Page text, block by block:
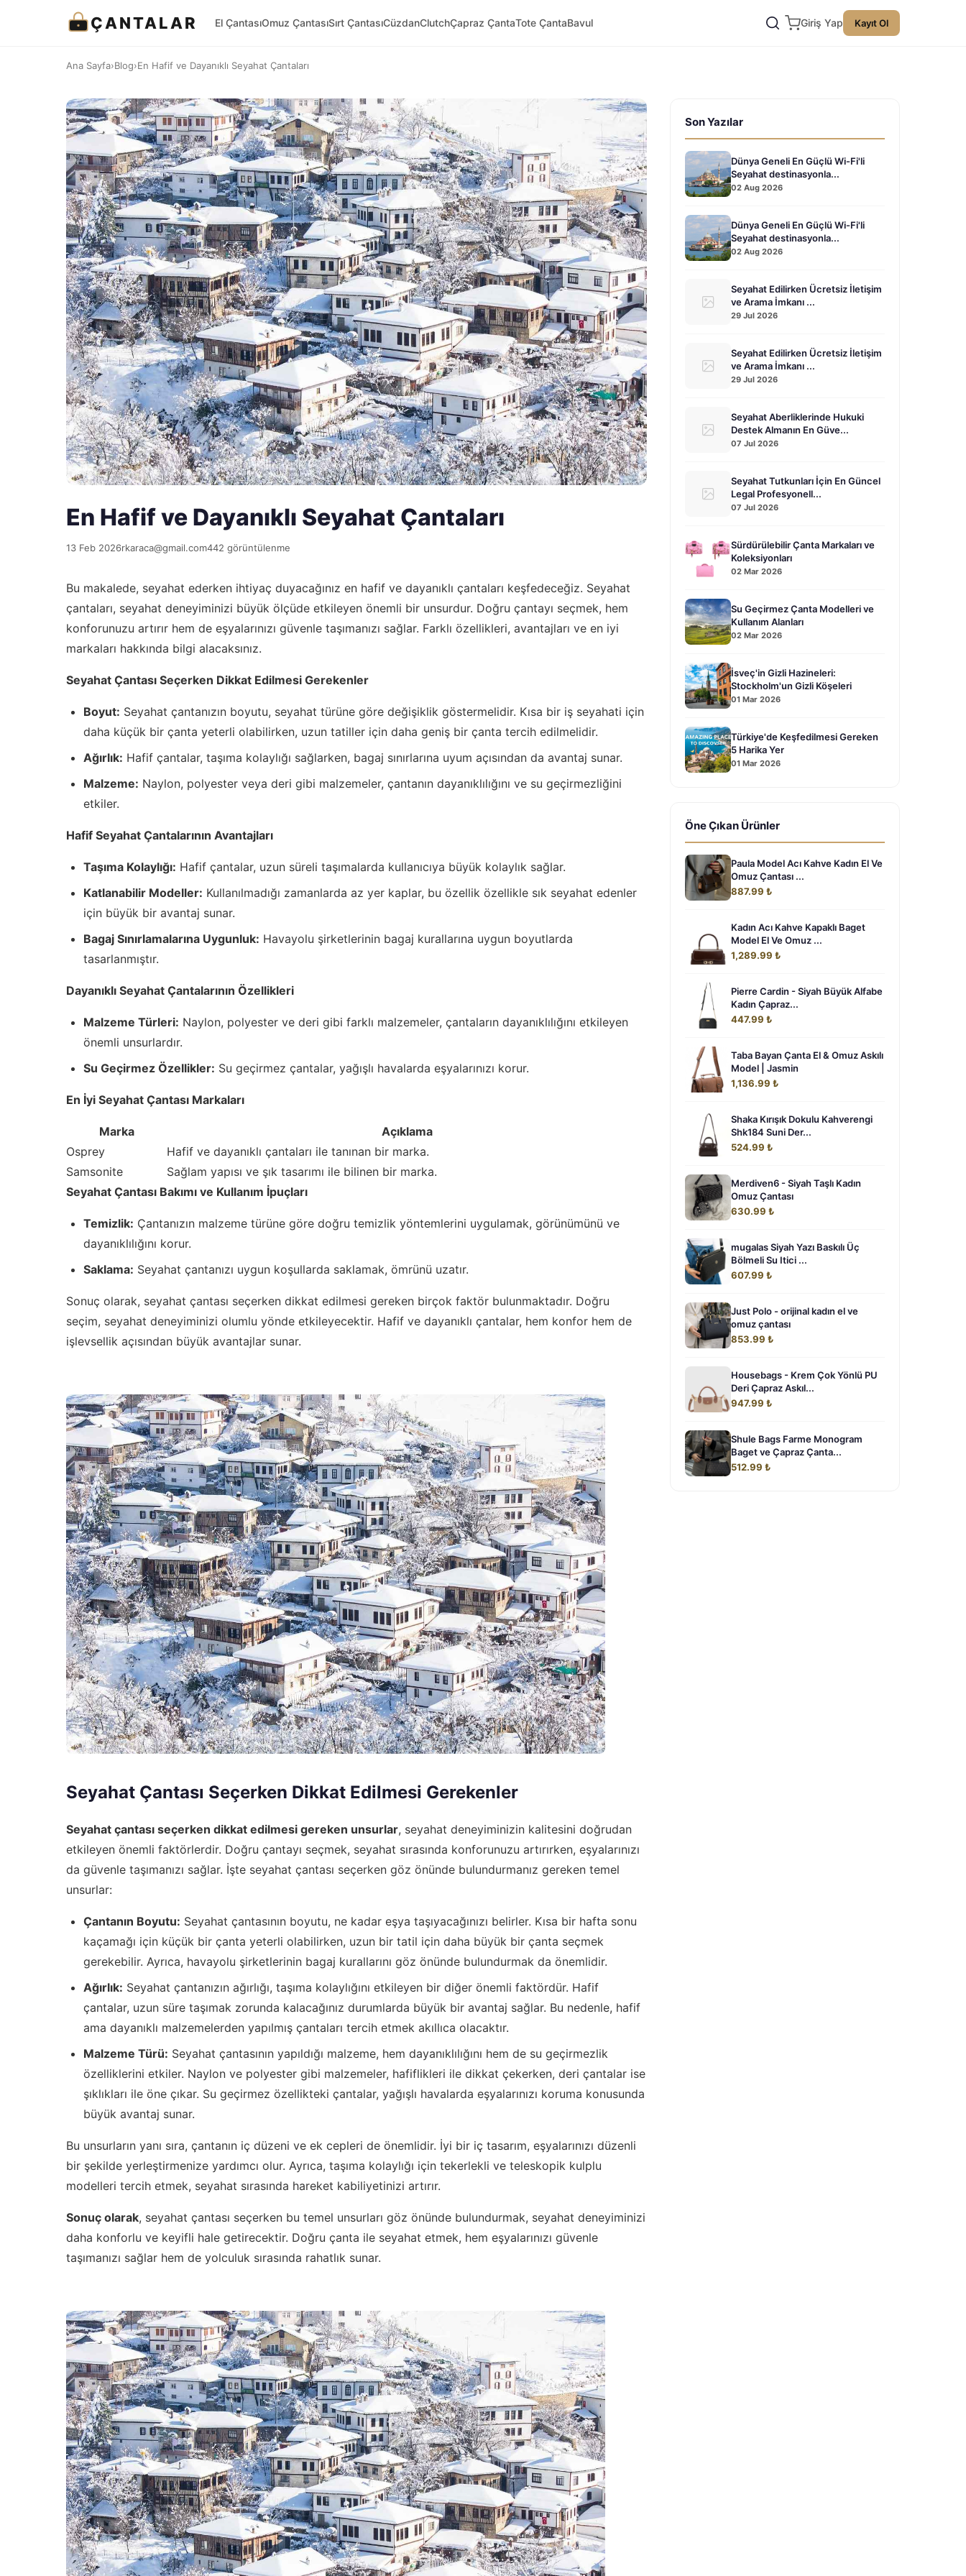
ÇANTALAR El ÇantasıOmuz ÇantasıSırt ÇantasıCüzdanClutchÇapraz ÇantaTote ÇantaBavul Giriş Yap Kayıt Ol
Ana Sayfa›Blog›En Hafif ve Dayanıklı Seyahat Çantaları
En Hafif ve Dayanıklı Seyahat Çantaları
13 Feb 2026rkaraca@gmail.com442 görüntülenme
Bu makalede, seyahat ederken ihtiyaç duyacağınız en hafif ve dayanıklı çantaları keşfedeceğiz. Seyahat
çantaları, seyahat deneyiminizi büyük ölçüde etkileyen önemli bir unsurdur. Doğru çantayı seçmek, hem
konforunuzu artırır hem de eşyalarınızı güvenle taşımanızı sağlar. Farklı özellikleri, avantajları ve en iyi
markaları hakkında bilgi alacaksınız.
Seyahat Çantası Seçerken Dikkat Edilmesi Gerekenler
Boyut: Seyahat çantanızın boyutu, seyahat türüne göre değişiklik göstermelidir. Kısa bir iş seyahati için
daha küçük bir çanta yeterli olabilirken, uzun tatiller için daha geniş bir çanta tercih edilmelidir.
Ağırlık: Hafif çantalar, taşıma kolaylığı sağlarken, bagaj sınırlarına uyum açısından da avantaj sunar.
Malzeme: Naylon, polyester veya deri gibi malzemeler, çantanın dayanıklılığını ve su geçirmezliğini
etkiler.
Hafif Seyahat Çantalarının Avantajları
Taşıma Kolaylığı: Hafif çantalar, uzun süreli taşımalarda kullanıcıya büyük kolaylık sağlar.
Katlanabilir Modeller: Kullanılmadığı zamanlarda az yer kaplar, bu özellik özellikle sık seyahat edenler
için büyük bir avantaj sunar.
Bagaj Sınırlamalarına Uygunluk: Havayolu şirketlerinin bagaj kurallarına uygun boyutlarda
tasarlanmıştır.
Dayanıklı Seyahat Çantalarının Özellikleri
Malzeme Türleri: Naylon, polyester ve deri gibi farklı malzemeler, çantaların dayanıklılığını etkileyen
önemli unsurlardır.
Su Geçirmez Özellikler: Su geçirmez çantalar, yağışlı havalarda eşyalarınızı korur.
En İyi Seyahat Çantası Markaları
Marka
Açıklama
Osprey
Hafif ve dayanıklı çantaları ile tanınan bir marka.
Samsonite
Sağlam yapısı ve şık tasarımı ile bilinen bir marka.
Seyahat Çantası Bakımı ve Kullanım İpuçları
Temizlik: Çantanızın malzeme türüne göre doğru temizlik yöntemlerini uygulamak, görünümünü ve
dayanıklılığını korur.
Saklama: Seyahat çantanızı uygun koşullarda saklamak, ömrünü uzatır.
Sonuç olarak, seyahat çantası seçerken dikkat edilmesi gereken birçok faktör bulunmaktadır. Doğru
seçim, seyahat deneyiminizi olumlu yönde etkileyecektir. Hafif ve dayanıklı çantalar, hem konfor hem de
işlevsellik açısından büyük avantajlar sunar.
Seyahat Çantası Seçerken Dikkat Edilmesi Gerekenler
Seyahat çantası seçerken dikkat edilmesi gereken unsurlar, seyahat deneyiminizin kalitesini doğrudan
etkileyen önemli faktörlerdir. Doğru çantayı seçmek, seyahat sırasında konforunuzu artırırken, eşyalarınızı
da güvenle taşımanızı sağlar. İşte seyahat çantası seçerken göz önünde bulundurmanız gereken temel
unsurlar:
Çantanın Boyutu: Seyahat çantasının boyutu, ne kadar eşya taşıyacağınızı belirler. Kısa bir hafta sonu
kaçamağı için küçük bir çanta yeterli olabilirken, uzun bir tatil için daha büyük bir çanta seçmek
gerekebilir. Ayrıca, havayolu şirketlerinin bagaj kurallarını göz önünde bulundurmak da önemlidir.
Ağırlık: Seyahat çantanızın ağırlığı, taşıma kolaylığını etkileyen bir diğer önemli faktördür. Hafif
çantalar, uzun süre taşımak zorunda kalacağınız durumlarda büyük bir avantaj sağlar. Bu nedenle, hafif
ama dayanıklı malzemelerden yapılmış çantaları tercih etmek akıllıca olacaktır.
Malzeme Türü: Seyahat çantasının yapıldığı malzeme, hem dayanıklılığını hem de su geçirmezlik
özelliklerini etkiler. Naylon ve polyester gibi malzemeler, hafiflikleri ile dikkat çekerken, deri çantalar ise
şıklıkları ile öne çıkar. Su geçirmez özellikteki çantalar, yağışlı havalarda eşyalarınızı koruma konusunda
büyük avantaj sunar.
Bu unsurların yanı sıra, çantanın iç düzeni ve ek cepleri de önemlidir. İyi bir iç tasarım, eşyalarınızı düzenli
bir şekilde yerleştirmenize yardımcı olur. Ayrıca, taşıma kolaylığı için tekerlekli ve teleskopik kulplu
modelleri tercih etmek, seyahat sırasında hareket kabiliyetinizi artırır.
Sonuç olarak, seyahat çantası seçerken bu temel unsurları göz önünde bulundurmak, seyahat deneyiminizi
daha konforlu ve keyifli hale getirecektir. Doğru çanta ile seyahat etmek, hem eşyalarınızı güvenle
taşımanızı sağlar hem de yolculuk sırasında rahatlık sunar.
Son Yazılar
Dünya Geneli En Güçlü Wi-Fi'li
Seyahat destinasyonla...
02 Aug 2026
Dünya Geneli En Güçlü Wi-Fi'li
Seyahat destinasyonla...
02 Aug 2026
Seyahat Edilirken Ücretsiz İletişim
ve Arama İmkanı ...
29 Jul 2026
Seyahat Edilirken Ücretsiz İletişim
ve Arama İmkanı ...
29 Jul 2026
Seyahat Aberliklerinde Hukuki
Destek Almanın En Güve...
07 Jul 2026
Seyahat Tutkunları İçin En Güncel
Legal Profesyonell...
07 Jul 2026
Sürdürülebilir Çanta Markaları ve
Koleksiyonları
02 Mar 2026
Su Geçirmez Çanta Modelleri ve
Kullanım Alanları
02 Mar 2026
İsveç'in Gizli Hazineleri:
Stockholm'un Gizli Köşeleri
01 Mar 2026
Türkiye'de Keşfedilmesi Gereken
5 Harika Yer
01 Mar 2026
Öne Çıkan Ürünler
Paula Model Acı Kahve Kadın El Ve
Omuz Çantası ...
887.99 ₺
Kadın Acı Kahve Kapaklı Baget
Model El Ve Omuz ...
1,289.99 ₺
Pierre Cardin - Siyah Büyük Alfabe
Kadın Çapraz...
447.99 ₺
Taba Bayan Çanta El & Omuz Askılı
Model | Jasmin
1,136.99 ₺
Shaka Kırışık Dokulu Kahverengi
Shk184 Suni Der...
524.99 ₺
Merdiven6 - Siyah Taşlı Kadın
Omuz Çantası
630.99 ₺
mugalas Siyah Yazı Baskılı Üç
Bölmeli Su Itici ...
607.99 ₺
Just Polo - orijinal kadın el ve
omuz çantası
853.99 ₺
Housebags - Krem Çok Yönlü PU
Deri Çapraz Askıl...
947.99 ₺
Shule Bags Farme Monogram
Baget ve Çapraz Çanta...
512.99 ₺